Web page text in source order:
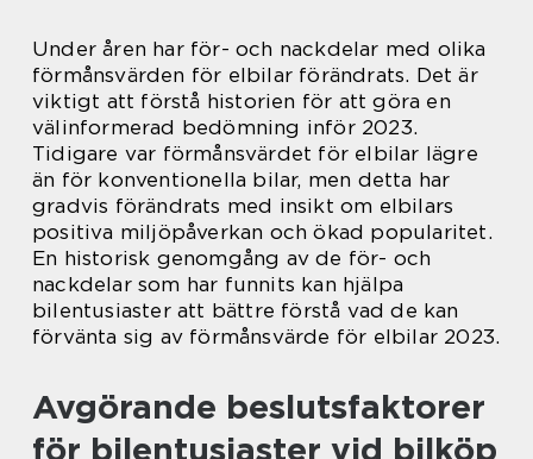
Under åren har för- och nackdelar med olika
förmånsvärden för elbilar förändrats. Det är
viktigt att förstå historien för att göra en
välinformerad bedömning inför 2023.
Tidigare var förmånsvärdet för elbilar lägre
än för konventionella bilar, men detta har
gradvis förändrats med insikt om elbilars
positiva miljöpåverkan och ökad popularitet.
En historisk genomgång av de för- och
nackdelar som har funnits kan hjälpa
bilentusiaster att bättre förstå vad de kan
förvänta sig av förmånsvärde för elbilar 2023.
Avgörande beslutsfaktorer
för bilentusiaster vid bilköp